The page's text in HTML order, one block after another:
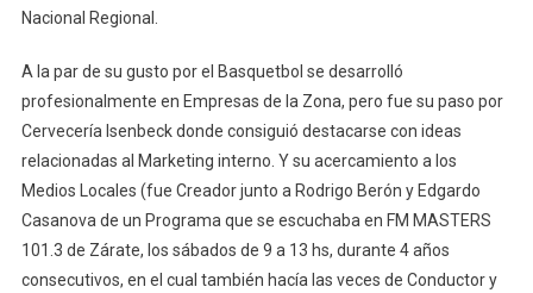
Nacional Regional.
A la par de su gusto por el Basquetbol se desarrolló
profesionalmente en Empresas de la Zona, pero fue su paso por
Cervecería Isenbeck donde consiguió destacarse con ideas
relacionadas al Marketing interno. Y su acercamiento a los
Medios Locales (fue Creador junto a Rodrigo Berón y Edgardo
Casanova de un Programa que se escuchaba en FM MASTERS
101.3 de Zárate, los sábados de 9 a 13 hs, durante 4 años
consecutivos, en el cual también hacía las veces de Conductor y